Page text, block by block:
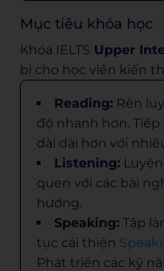
Mục tiêu khóa học
Khóa IELTS Upper
bị cho học viên kiến
Reading: Rèn
độ nhanh hơn. Tiếp
dài dài hơn với
Listening:
quen với các bài
hướng.
Speaking: Tập
tục cải thiện
Phát triển các kỹ